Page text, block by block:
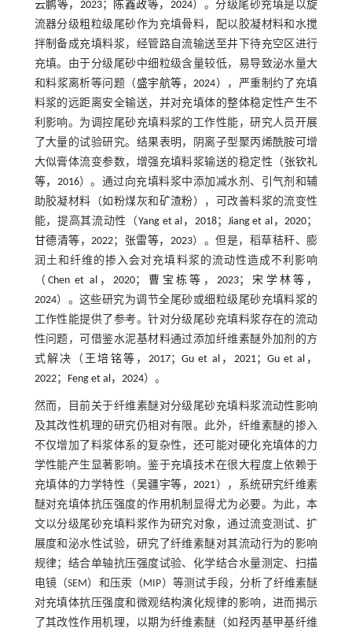
云鹏等，2023； 陈鑫政等，2024）。分级尾砂充填是以旋
流器分级粗粒级尾砂作为充填骨料，配以胶凝材料和水搅
拌制备成充填料浆，经管路自流输送至井下待充空区进行
充填。由于分级尾砂中细粒级含量较低，易导致泌水量大
和料浆离析等问题（盛宇航等，2024），严重制约了充填
料浆的远距离安全输送，并对充填体的整体稳定性产生不
利影响。为调控尾砂充填料浆的工作性能，研究人员开展
了大量的试验研究。结果表明，阴离子型聚丙烯酰胺可增
大似膏体流变参数，增强充填料浆输送的稳定性（ 张钦礼
等，2016）。通过向充填料浆中添加减水剂、引气剂和辅
助胶凝材料（如粉煤灰和矿渣粉），可改善料浆的流变性
能，提高其流动性（Yang et al，2018； Jiang et al，2020；
甘德清等，2022； 张雷等，2023）。但是，稻草秸秆、膨
润土和纤维的掺入会对充填料浆的流动性造成不利影响
（ Chen et al，2020； 曹宝栋等，2023；
宋学林等，
2024）。这些研究为调节全尾砂或细粒级尾砂充填料浆的
工作性能提供了参考。针对分级尾砂充填料浆存在的流动
性问题，可借鉴水泥基材料通过添加纤维素醚外加剂的方
式解决（王培铭等，2017；Gu et al，2021； Gu et al，
2022； Feng et al，2024）。
然而，目前关于纤维素醚对分级尾砂充填料浆流动性影响
及其改性机理的研究仍相对有限。此外，纤维素醚的掺入
不仅增加了料浆体系的复杂性，还可能对硬化充填体的力
学性能产生显著影响。鉴于充填技术在很大程度上依赖于
充填体的力学特性（吴疆宇等，2021），系统研究纤维素
醚对充填体抗压强度的作用机制显得尤为必要。为此，本
文以分级尾砂充填料浆作为研究对象，通过流变测试、扩
展度和泌水性试验，研究了纤维素醚对其流动行为的影响
规律；结合单轴抗压强度试验、化学结合水量测定、扫描
电镜（SEM）和压汞（MIP）等测试手段，分析了纤维素醚
对充填体抗压强度和微观结构演化规律的影响，进而揭示
了其改性作用机理，以期为纤维素醚（如羟丙基甲基纤维